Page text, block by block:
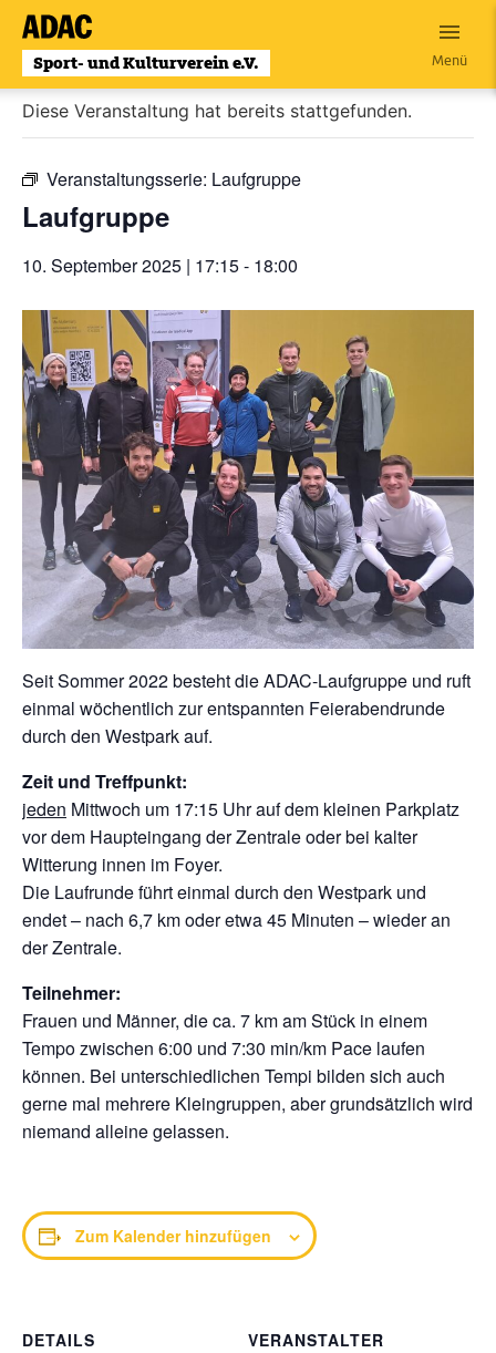
Zum
Inhalt
wechseln
Menü
« Alle Veranstaltungen
Diese Veranstaltung hat bereits stattgefunden.
Veranstaltungsserie: Laufgruppe
Laufgruppe
10. September 2025 | 17:15- 18:00
Seit Sommer 2022 besteht die ADAC-Laufgruppe und ruft
einmal wöchentlich zur entspannten Feierabendrunde
durch den Westpark auf.
Zeit und Treffpunkt:
jeden Mittwoch um 17:15 Uhr auf dem kleinen Parkplatz
vor dem Haupteingang der Zentrale oder bei kalter
Witterung innen im Foyer.
Die Laufrunde führt einmal durch den Westpark und
endet – nach 6,7 km oder etwa 45 Minuten – wieder an
der Zentrale.
Teilnehmer:
Frauen und Männer, die ca. 7 km am Stück in einem
Tempo zwischen 6:00 und 7:30 min/km Pace laufen
können. Bei unterschiedlichen Tempi bilden sich auch
gerne mal mehrere Kleingruppen, aber grundsätzlich wird
niemand alleine gelassen.
Zum Kalender hinzufügen
DETAILS
VERANSTALTER